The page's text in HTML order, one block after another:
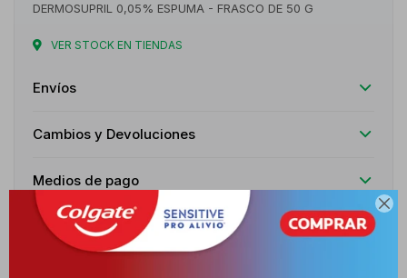

DERMOSUPRIL 0,05% ESPUMA - FRASCO DE 50 G
VER STOCK EN TIENDAS
Envíos
Cambios y Devoluciones
Medios de pago
Características
Venta libre